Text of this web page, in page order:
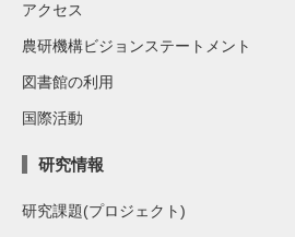
アクセス
農研機構ビジョンステートメント
図書館の利用
国際活動
研究情報
研究課題(プロジェクト)